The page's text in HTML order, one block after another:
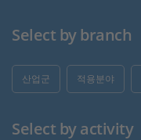
인재채용
Select by branch
산업군 적용분야
Select by activity